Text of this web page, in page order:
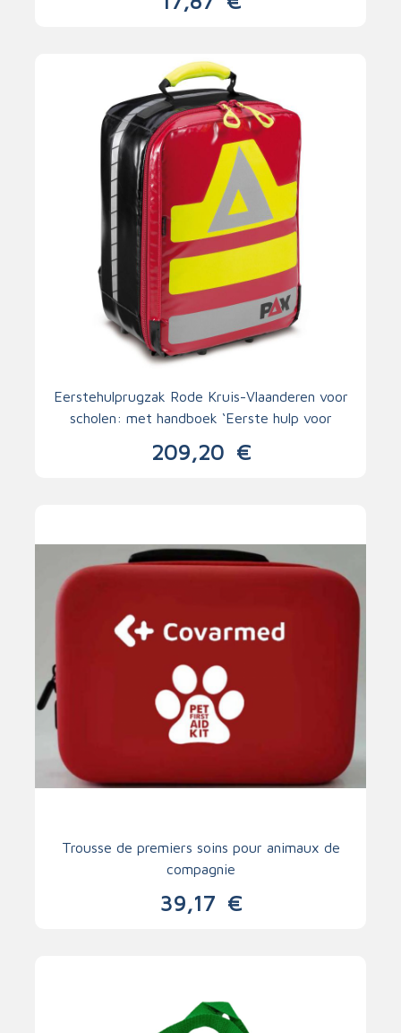
Eerstehulprugzak Rode Kruis-Vlaanderen voor
scholen: met handboek ‘Eerste hulp voor
209,20 €
Trousse de premiers soins pour animaux de
compagnie
39,17 €